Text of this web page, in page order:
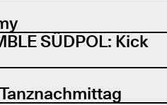
SÜDPOL: Kick